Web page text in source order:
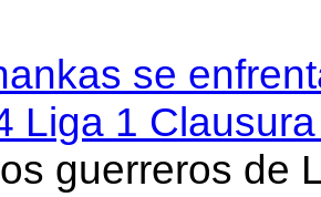
se
Liga 1
guerreros de